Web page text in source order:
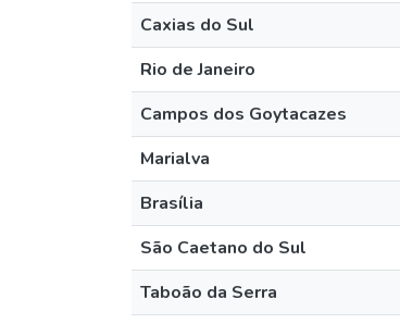
Caxias do Sul
Rio de Janeiro
Campos dos Goytacazes
Marialva
Brasília
São Caetano do Sul
Taboão da Serra